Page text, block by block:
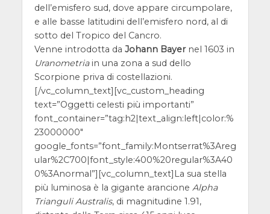
dell’emisfero sud, dove appare circumpolare,
e alle basse latitudini dell’emisfero nord, al di
sotto del Tropico del Cancro.
Venne introdotta da Johann Bayernel 1603 in
Uranometriain una zona a sud dello
Scorpione priva di costellazioni.
[/vc_column_text][vc_custom_heading
text=”Oggetti celesti più importanti”
font_container=”tag:h2|text_align:left|color:%
23000000″
google_fonts=”font_family:Montserrat%3Areg
ular%2C700|font_style:400%20regular%3A40
0%3Anormal”][vc_column_text]La sua stella
più luminosa è la gigante arancione Alpha
Trianguli Australis, di magnitudine 1.91,